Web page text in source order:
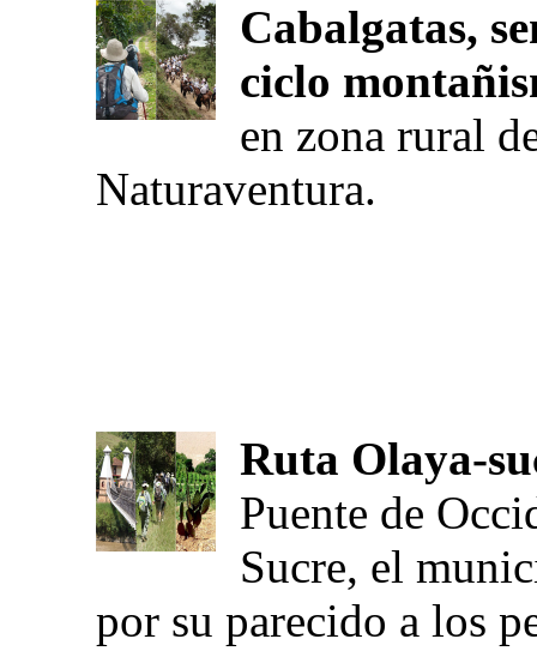
Cabalgatas,
ciclo
en zona rural
Naturaventura.
Ruta Olaya-
Puente de
Sucre, el
por su parecido a los